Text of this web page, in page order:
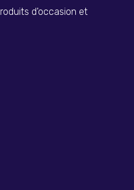
d'occasion et